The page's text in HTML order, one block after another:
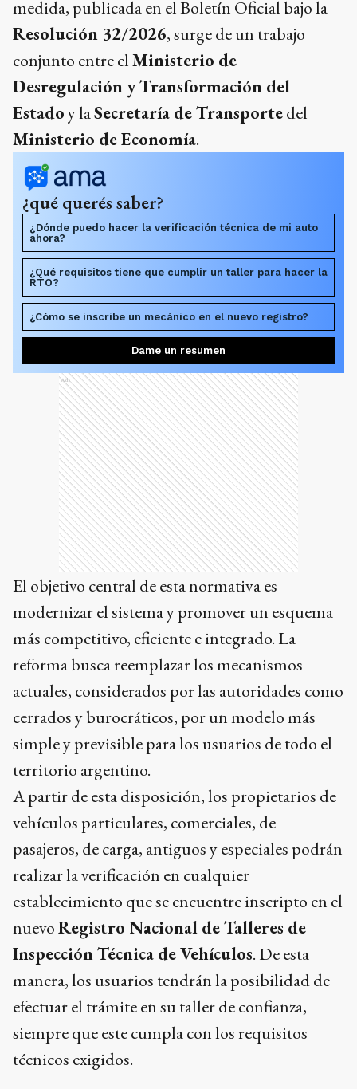
medida, publicada en el Boletín Oficial bajo la
Resolución 32/2026, surge de un trabajo
conjunto entre elMinisterio de
Desregulación y Transformación del
Estadoy laSecretaría de Transportedel
Ministerio de Economía.
¿qué querés saber?
¿Dónde puedo hacer la verificación técnica de mi auto
ahora?
¿Qué requisitos tiene que cumplir un taller para hacer la
RTO?
¿Cómo se inscribe un mecánico en el nuevo registro?
Dame un resumen
Ads
El objetivo central de esta normativa es
modernizar el sistema y promover un esquema
más competitivo, eficiente e integrado. La
reforma busca reemplazar los mecanismos
actuales, considerados por las autoridades como
cerrados y burocráticos, por un modelo más
simple y previsible para los usuarios de todo el
territorio argentino.
A partir de esta disposición, los propietarios de
vehículos particulares, comerciales, de
pasajeros, de carga, antiguos y especiales podrán
realizar la verificación en cualquier
establecimiento que se encuentre inscripto en el
nuevoRegistro Nacional de Talleres de
Inspección Técnica de Vehículos. De esta
manera, los usuarios tendrán la posibilidad de
efectuar el trámite en su taller de confianza,
siempre que este cumpla con los requisitos
técnicos exigidos.